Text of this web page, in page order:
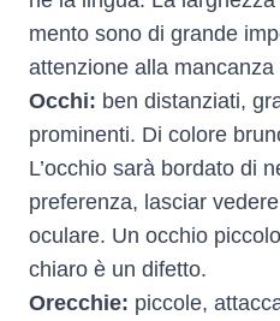
mento sono di grande
attenzione alla mancanza
Occhi: ben distanziati,
prominenti. Di colore
L’occhio sarà bordato di
preferenza, lasciar
oculare. Un occhio
chiaro è un difetto.
Orecchie: piccole,